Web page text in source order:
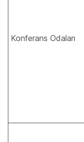
Konferans Odaları